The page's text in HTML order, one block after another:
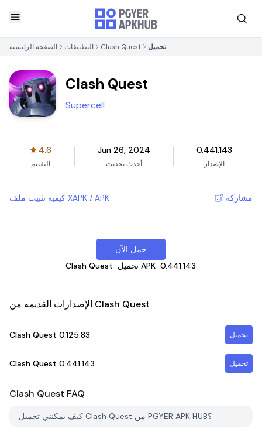
الصفحة الرئيسية التطبيقات Clash Quest تحميل
Clash Quest
Supercell
4.6
التقييم
Jun 26, 2024
أحدث تحديث
0.441.143
الإصدار
كيفية تثبيت ملف XAPK / APK مشاركة
حمل الآن
Clash Quest
تحميل APK 0.441.143
الإصدارات القديمة من Clash Quest
Clash Quest 0.125.83 تحميل
Clash Quest 0.441.143 تحميل
Clash Quest FAQ
كيف يمكنني تحميل Clash Quest من PGYER APK HUB؟